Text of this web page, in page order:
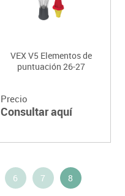
VEX V5 Elementos de
puntuación 26-27
Precio
Consultar aquí
6 7 8